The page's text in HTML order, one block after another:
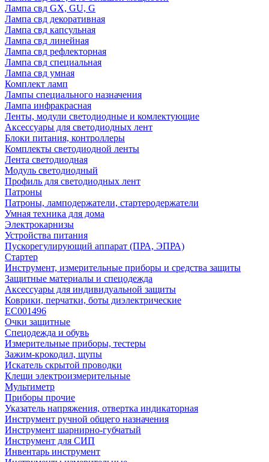
Лампа свд GX, GU, G
Лампа свд декоративная
Лампа свд капсульная
Лампа свд линейная
Лампа свд рефлекторная
Лампа свд специальная
Лампа свд умная
Комплект ламп
Лампы специального назначения
Лампа инфракрасная
Ленты, модули светодиодные и комлектующие
Аксессуары для светодиодных лент
Блоки питания, контроллеры
Комплекты светодиодной ленты
Лента светодиодная
Модуль светодиодный
Профиль для светодиодных лент
Патроны
Патроны, ламподержатели, стартеродержатели
Умная техника для дома
Электрокарнизы
Устройства питания
Пускорегулирующий аппарат (ПРА, ЭПРА)
Стартер
Инструмент, измерительные приборы и средства защиты
Защитные материалы и спецодежда
Аксессуары для индивидуальной защиты
Коврики, перчатки, боты диэлектрические
EC001496
Очки защитные
Спецодежда и обувь
Измерительные приборы, тестеры
Зажим-крокодил, щупы
Искатель скрытой проводки
Клещи электроизмерительные
Мультиметр
Приборы прочие
Указатель напряжения, отвертка индикаторная
Инструмент ручной общего назначения
Инструмент шарнирно-губчатый
Инструмент для СИП
Инвентарь инструмент